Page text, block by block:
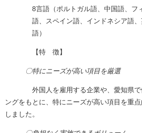
8言語（ポルトガル語、中国語、フ
語、スペイン語、インドネシア語
語）
【特 徴】
〇特にニーズが高い項目を厳選
外国人を雇用する企業や、愛知県で働
ングをもとに、特にニーズが高い項目を重
しました。